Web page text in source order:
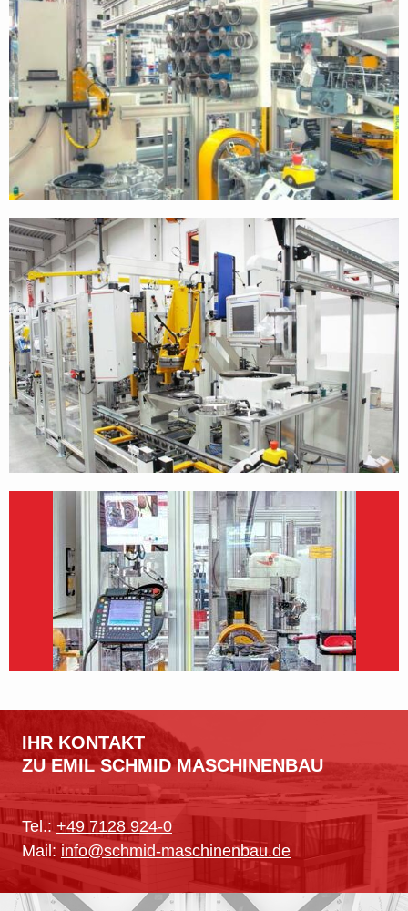
IHR KONTAKT
ZU EMIL SCHMID MASCHINENBAU
Tel.: +49 7128 924-0
Mail: info@schmid-maschinenbau.de